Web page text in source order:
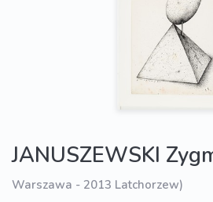
JANUSZEWSKI
Warszawa - 2013 Latchorzew)